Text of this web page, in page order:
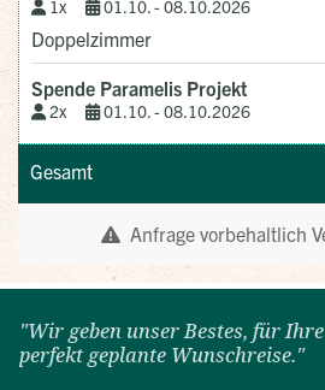
"Wir geben unser Bestes, für Ihre
perfekt geplante Wunschreise."